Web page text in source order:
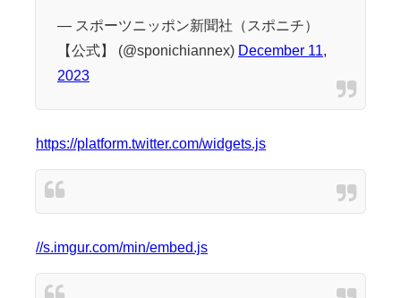
— スポーツニッポン新聞社（スポニチ）
【公式】 (@sponichiannex) December 11,
2023
https://platform.twitter.com/widgets.js
//s.imgur.com/min/embed.js